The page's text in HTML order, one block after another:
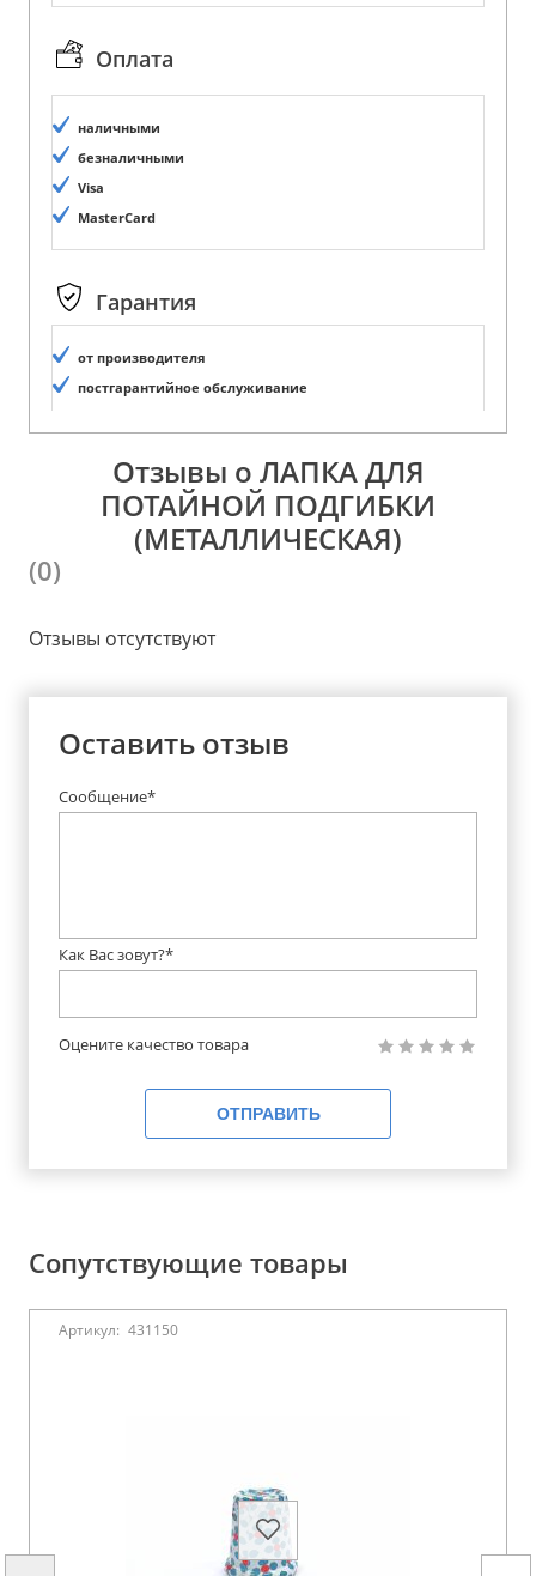
Оплата
наличными
безналичными
Visa
MasterCard
Гарантия
от производителя
постгарантийное обслуживание
Отзывы о ЛАПКА ДЛЯ
ПОТАЙНОЙ ПОДГИБКИ
(МЕТАЛЛИЧЕСКАЯ)
(0)
Отзывы отсутствуют
Оставить отзыв
Сообщение*
Как Вас зовут?*
Оцените качество товара
ОТПРАВИТЬ
Сопутствующие товары
Артикул: 431150